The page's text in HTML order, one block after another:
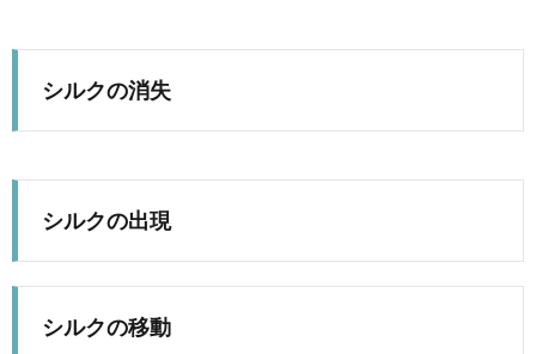
シルクの消失
シルクの出現
シルクの移動